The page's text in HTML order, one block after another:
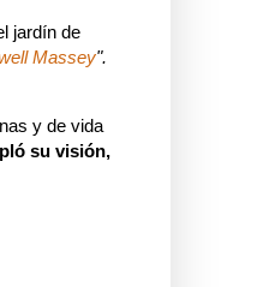
jardín de
Massey".
y de vida
su visión,